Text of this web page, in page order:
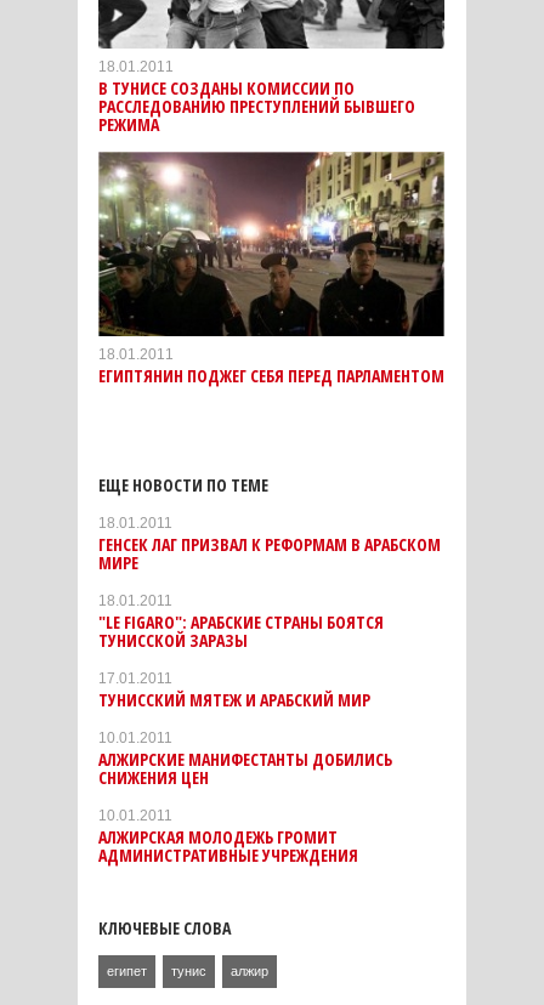
18.01.2011
В ТУНИСЕ СОЗДАНЫ КОМИССИИ ПО
РАССЛЕДОВАНИЮ ПРЕСТУПЛЕНИЙ БЫВШЕГО
РЕЖИМА
18.01.2011
ЕГИПТЯНИН ПОДЖЕГ СЕБЯ ПЕРЕД ПАРЛАМЕНТОМ
ЕЩЕ НОВОСТИ ПО ТЕМЕ
18.01.2011
ГЕНСЕК ЛАГ ПРИЗВАЛ К РЕФОРМАМ В АРАБСКОМ
МИРЕ
18.01.2011
"LE FIGARO": АРАБСКИЕ СТРАНЫ БОЯТСЯ
ТУНИССКОЙ ЗАРАЗЫ
17.01.2011
ТУНИССКИЙ МЯТЕЖ И АРАБСКИЙ МИР
10.01.2011
АЛЖИРСКИЕ МАНИФЕСТАНТЫ ДОБИЛИСЬ
СНИЖЕНИЯ ЦЕН
10.01.2011
АЛЖИРСКАЯ МОЛОДЕЖЬ ГРОМИТ
АДМИНИСТРАТИВНЫЕ УЧРЕЖДЕНИЯ
КЛЮЧЕВЫЕ СЛОВА
египет тунис алжир